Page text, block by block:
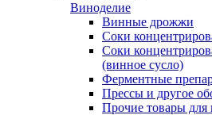
Виноделие
Винные дрожжи
Соки
Соки
(винное сусло)
Ферментные
Прессы и другое
Прочие товары для